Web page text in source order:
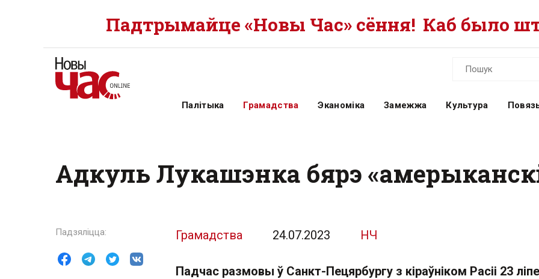
Падтрымайце «Новы Час» сёння! Каб было
Палітыка Грамадства Эканоміка Замежжа Культура
Адкуль Лукашэнка бярэ
Грамадства 24.07.2023 НЧ
Падчас размовы ў Санкт-Пецярбургу з кіраўніком Расіі 23